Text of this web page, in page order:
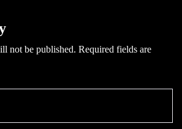
not be published. Required fields are